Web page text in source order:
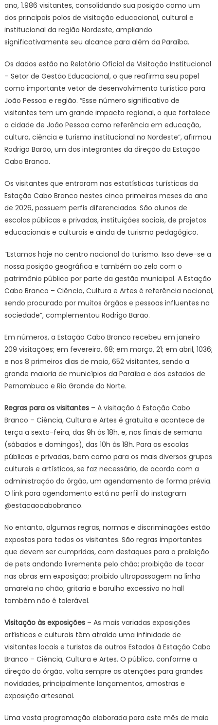
como
um
de
e
cultura
Nordeste
ano, 1.986 visitantes, consolidando sua posição como um
dos principais polos de visitação educacional, cultural e
institucional da região Nordeste, ampliando
significativamente seu alcance para além da Paraíba.
Os dados estão no Relatório Oficial de Visitação Institucional
– Setor de Gestão Educacional, o que reafirma seu papel
como importante vetor de desenvolvimento turístico para
João Pessoa e região. “Esse número significativo de
visitantes tem um grande impacto regional, o que fortalece
a cidade de João Pessoa como referência em educação,
cultura, ciência e turismo institucional no Nordeste”, afirmou
Rodrigo Barão, um dos integrantes da direção da Estação
Cabo Branco.
Os visitantes que entraram nas estatísticas turísticas da
Estação Cabo Branco nestes cinco primeiros meses do ano
de 2026, possuem perfis diferenciados. São alunos de
escolas públicas e privadas, instituições sociais, de projetos
educacionais e culturais e ainda de turismo pedagógico.
“Estamos hoje no centro nacional do turismo. Isso deve-se a
nossa posição geográfica e também ao zelo com o
patrimônio público por parte da gestão municipal. A Estação
Cabo Branco – Ciência, Cultura e Artes é referência nacional,
sendo procurada por muitos órgãos e pessoas influentes na
sociedade”, complementou Rodrigo Barão.
Em números, a Estação Cabo Branco recebeu em janeiro
209 visitações; em fevereiro, 68; em março, 21; em abril, 1036;
e nos 8 primeiros dias de maio, 652 visitantes, sendo a
grande maioria de municípios da Paraíba e dos estados de
Pernambuco e Rio Grande do Norte.
Regras para os visitantes – A visitação à Estação Cabo
Branco – Ciência, Cultura e Artes é gratuita e acontece de
terça a sexta-feira, das 9h às 18h, e, nos finais de semana
(sábados e domingos), das 10h às 18h. Para as escolas
públicas e privadas, bem como para os mais diversos grupos
culturais e artísticos, se faz necessário, de acordo com a
administração do órgão, um agendamento de forma prévia.
O link para agendamento está no perfil do instagram
@estacaocabobranco.
No entanto, algumas regras, normas e discriminações estão
expostas para todos os visitantes. São regras importantes
que devem ser cumpridas, com destaques para a proibição
de pets andando livremente pelo chão; proibição de tocar
nas obras em exposição; proibido ultrapassagem na linha
amarela no chão; gritaria e barulho excessivo no hall
também não é tolerável.
Visitação às exposições– As mais variadas exposições
artísticas e culturais têm atraído uma infinidade de
visitantes locais e turistas de outros Estados à Estação Cabo
Branco – Ciência, Cultura e Artes. O público, conforme a
direção do órgão, volta sempre as atenções para grandes
novidades, principalmente lançamentos, amostras e
exposição artesanal.
Uma vasta programação elaborada para este mês de maio